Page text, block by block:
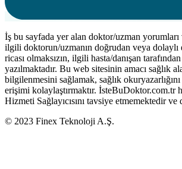
İş bu sayfada yer alan doktor/uzman
ilgili doktorun/uzmanın doğrudan veya
ricası olmaksızın, ilgili hasta/danışan
yazılmaktadır. Bu web sitesinin amacı sağlık
bilgilenmesini sağlamak, sağlık
erişimi kolaylaştırmaktır. İsteBuDoktor.com.tr
Hizmeti Sağlayıcısını tavsiye etmemektedir ve
© 2023 Finex Teknoloji A.Ş.